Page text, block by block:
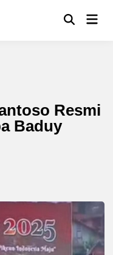
OpenMain
Resmi
Baduy